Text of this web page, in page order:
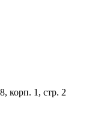
корп. 1, стр. 2